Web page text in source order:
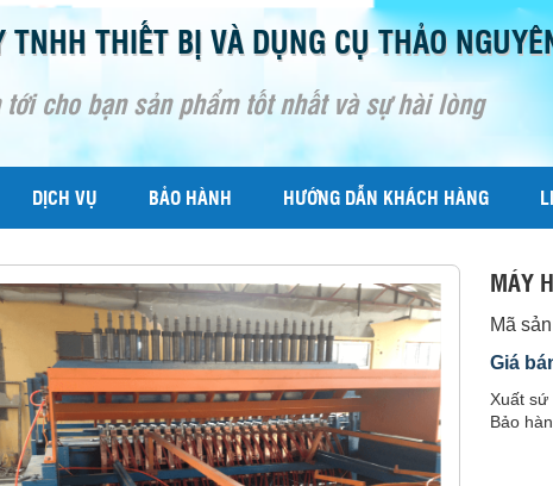
TNHH THIẾT BỊ VÀ DỤNG CỤ THẢO
tới cho bạn sản phẩm tốt nhất và sự hài lòng
DỊCH VỤ BẢO HÀNH HƯỚNG DẪN KHÁCH HÀNG
MÁY
Mã
Giá
Xuất sứ
Bảo